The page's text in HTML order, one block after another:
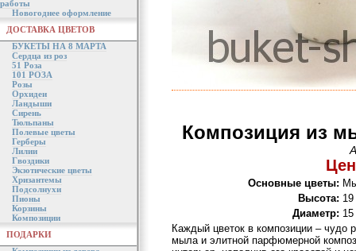
работы
Новогоднее оформление
ДОСТАВКА ЦВЕТОВ
БУКЕТЫ НА 8 МАРТА
Сердца из роз
51 Роза
101 РОЗА
Розы
Орхидеи
Ландыши
Сирень
Тюльпаны
Полевые цветы
Герберы
Лилии
Гвоздики
Экзотические цветы
Хризантемы
Подсолнухи
Пионы
Корзины
Композиции
ПОДАРКИ
Композиция из
Основные цветы:
Высота: 19
Диаметр: 15
Каждый цветок в композиции – чудо
мыла и элитной парфюмерной